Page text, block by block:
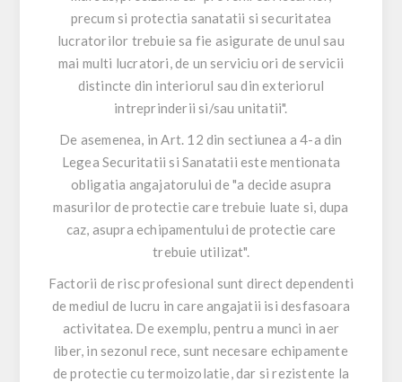
precum si protectia sanatatii si securitatea
lucratorilor trebuie sa fie asigurate de unul sau
mai multi lucratori, de un serviciu ori de servicii
distincte din interiorul sau din exteriorul
intreprinderii si/sau unitatii".
De asemenea, in Art. 12 din sectiunea a 4-a din
Legea Securitatii si Sanatatii este mentionata
obligatia angajatorului de "a decide asupra
masurilor de protectie care trebuie luate si, dupa
caz, asupra echipamentului de protectie care
trebuie utilizat".
Factorii de risc profesional sunt direct dependenti
de mediul de lucru in care angajatii isi desfasoara
activitatea. De exemplu, pentru a munci in aer
liber, in sezonul rece, sunt necesare echipamente
de protectie cu termoizolatie, dar si rezistente la